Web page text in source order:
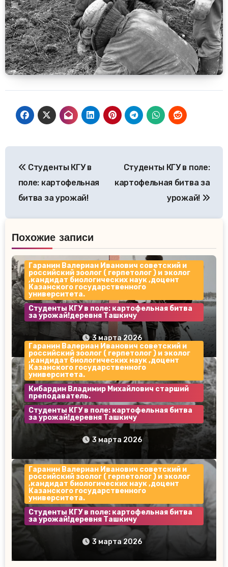
по
записям
Студенты КГУ в
поле: картофельная
битва за урожай!
Студенты КГУ в поле:
картофельная битва за
урожай!
Похожие записи
Гаранин Валериан Иванович советский и
российский зоолог ( герпетолог ) и эколог
,кандидат биологических наук ,доцент
Казанского государственного
университета.
Студенты КГУ в поле: картофельная битва
за урожай!деревня Ташкичу
В.И.Гаранин
3 марта 2026
Гаранин Валериан Иванович советский и
российский зоолог ( герпетолог ) и эколог
,кандидат биологических наук ,доцент
Казанского государственного
университета.
Кибардин Владимир Михайлович старший
преподаватель.
Студенты КГУ в поле: картофельная битва
за урожай!деревня Ташкичу
В.И.Гаранин В.М.Кибардин
3 марта 2026
Гаранин Валериан Иванович советский и
российский зоолог ( герпетолог ) и эколог
,кандидат биологических наук ,доцент
Казанского государственного
университета.
Студенты КГУ в поле: картофельная битва
за урожай!деревня Ташкичу
3 марта 2026